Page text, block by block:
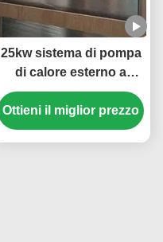
25kw sistema di pompa
di calore esterno a
sorgente d'aria 304
materiale in lamiera
metallica
Ottieni il miglior prezzo